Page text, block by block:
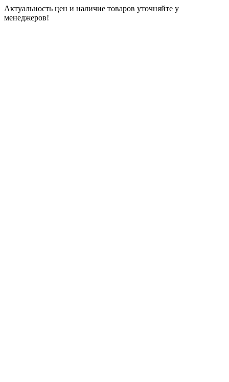
Актуальность цен и наличие товаров уточняйте у
менеджеров!